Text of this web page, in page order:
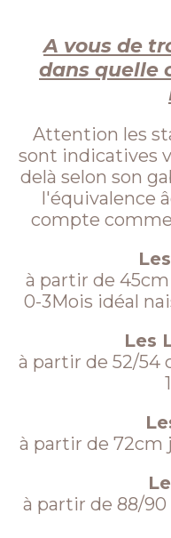
A vous de
dans quelle
Attention les
sont indicatives
delà selon son
l'équivalence
compte
à partir de
0-3Mois idéal
Les
à partir de 52/54
à partir de 72cm
à partir de 88/90